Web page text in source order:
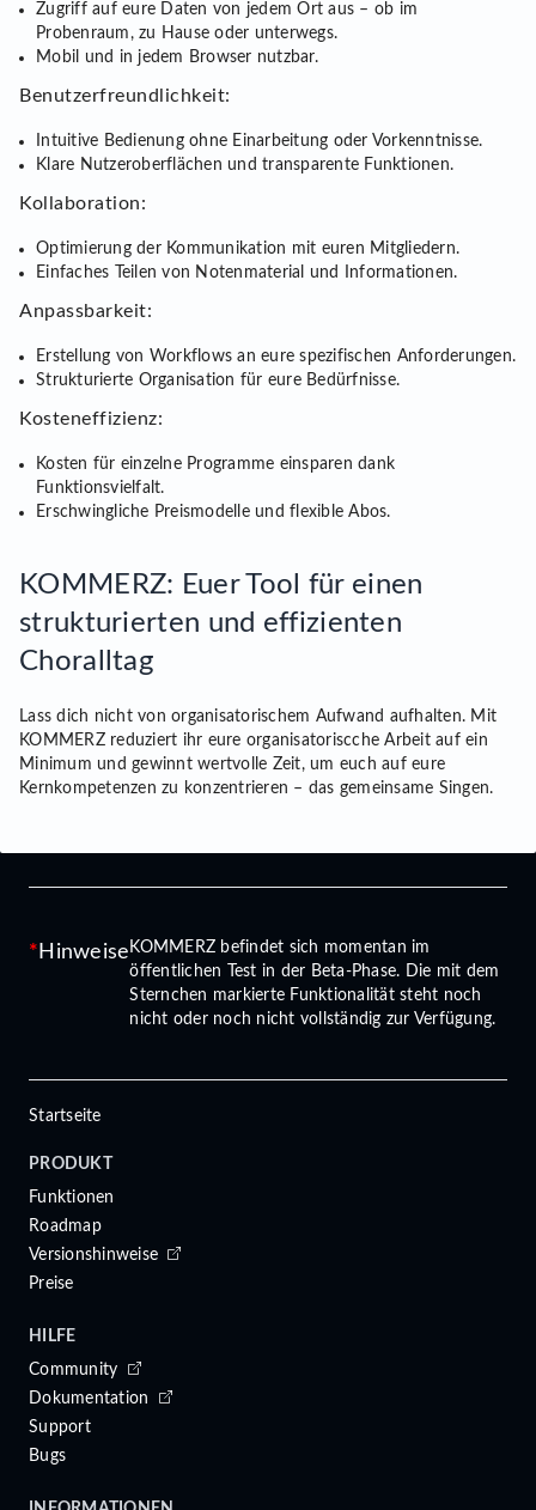
Zugriff auf eure Daten von jedem Ort aus – ob im
Probenraum, zu Hause oder unterwegs.
Mobil und in jedem Browser nutzbar.
Benutzerfreundlichkeit:
Intuitive Bedienung ohne Einarbeitung oder Vorkenntnisse.
Klare Nutzeroberflächen und transparente Funktionen.
Kollaboration:
Optimierung der Kommunikation mit euren Mitgliedern.
Einfaches Teilen von Notenmaterial und Informationen.
Anpassbarkeit:
Erstellung von Workflows an eure spezifischen Anforderungen.
Strukturierte Organisation für eure Bedürfnisse.
Kosteneffizienz:
Kosten für einzelne Programme einsparen dank
Funktionsvielfalt.
Erschwingliche Preismodelle und flexible Abos.
KOMMERZ: Euer Tool für einen
strukturierten und effizienten
Choralltag
Lass dich nicht von organisatorischem Aufwand aufhalten. Mit
KOMMERZ reduziert ihr eure organisatoriscche Arbeit auf ein
Minimum und gewinnt wertvolle Zeit, um euch auf eure
Kernkompetenzen zu konzentrieren – das gemeinsame Singen.
Hinweise KOMMERZ befindet sich momentan im
öffentlichen Test in der Beta-Phase. Die mit dem
Sternchen markierte Funktionalität steht noch
nicht oder noch nicht vollständig zur Verfügung.
Startseite
PRODUKT
Funktionen
Roadmap
Versionshinweise
Preise
HILFE
Community
Dokumentation
Support
Bugs